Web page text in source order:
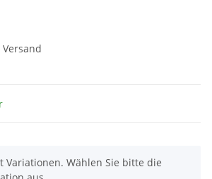
Versand
Variationen. Wählen Sie bitte die